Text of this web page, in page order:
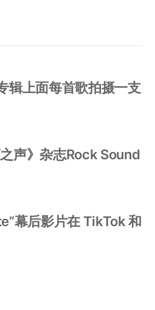
辑上面每首歌拍摄一支
声》杂志Rock Sound
幕后影片在 TikTok 和